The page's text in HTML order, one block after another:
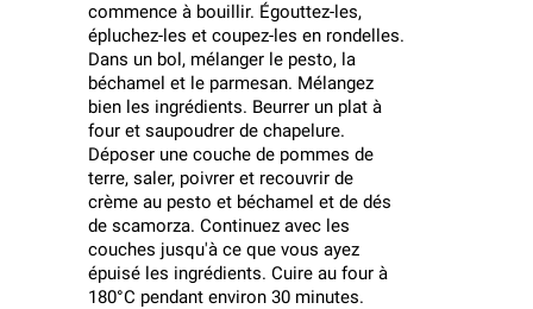
commence à bouillir. Égouttez-les,
épluchez-les et coupez-les en rondelles.
Dans un bol, mélanger le pesto, la
béchamel et le parmesan. Mélangez
bien les ingrédients. Beurrer un plat à
four et saupoudrer de chapelure.
Déposer une couche de pommes de
terre, saler, poivrer et recouvrir de
crème au pesto et béchamel et de dés
de scamorza. Continuez avec les
couches jusqu'à ce que vous ayez
épuisé les ingrédients. Cuire au four à
180°C pendant environ 30 minutes.